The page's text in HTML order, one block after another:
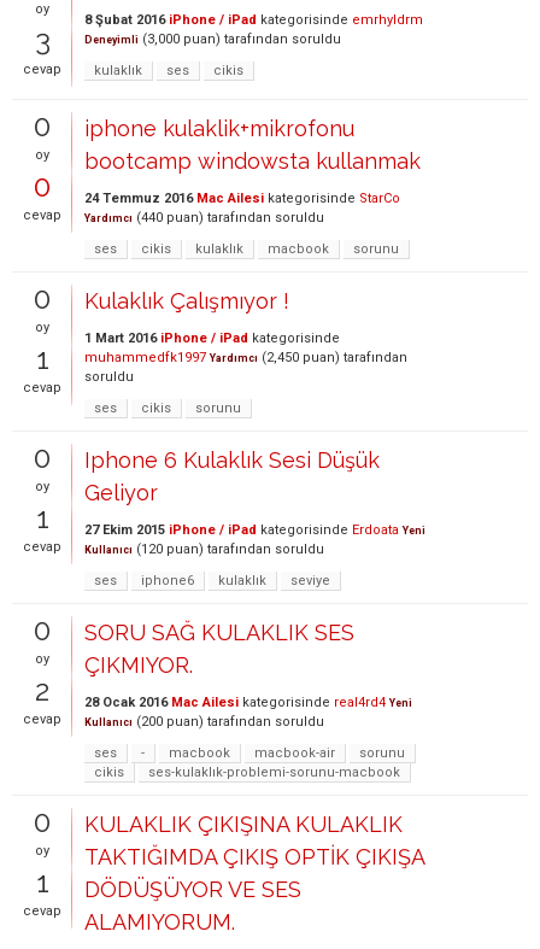
oy
3
cevap
8 Şubat 2016 iPhone / iPad kategorisinde emrhyldrm
Deneyimli (3,000 puan) tarafından soruldu
kulaklık
ses cikis
0
oy
0
cevap
iphone kulaklik+mikrofonu
bootcamp windowsta kullanmak
24 Temmuz 2016 Mac Ailesi kategorisinde StarCo
Yardımcı (440 puan) tarafından soruldu
ses
cikis kulaklık macbook sorunu
0
oy
1
cevap
Kulaklık Çalışmıyor !
1 Mart 2016 iPhone / iPad kategorisinde
muhammedfk1997 Yardımcı (2,450 puan) tarafından
soruldu
ses
cikis sorunu
0
oy
1
cevap
Iphone 6 Kulaklık Sesi Düşük
Geliyor
27 Ekim 2015 iPhone / iPad kategorisinde Erdoata Yeni
Kullanıcı (120 puan) tarafından soruldu
ses
iphone6 kulaklık seviye
0
oy
2
cevap
SORU SAĞ KULAKLIK SES
ÇIKMIYOR.
28 Ocak 2016 Mac Ailesi kategorisinde real4rd4 Yeni
Kullanıcı (200 puan) tarafından soruldu
ses
- macbook macbook-air
sorunu
cikis
ses-kulaklık-problemi-sorunu-macbook
0
oy
1
cevap
KULAKLIK ÇIKIŞINA KULAKLIK
TAKTIĞIMDA ÇIKIŞ OPTİK ÇIKIŞA
DÖDÜŞÜYOR VE SES
ALAMIYORUM.